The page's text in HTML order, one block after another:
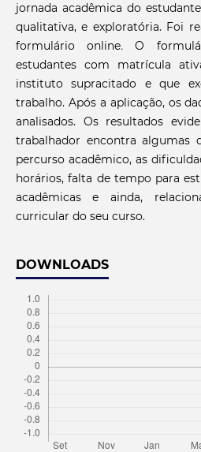
jornada acadêmica do
qualitativa, e exploratória. Foi
formulário online.O
estudantes com matrícula
instituto supracitado e que
trabalho. Após a aplicação, os
analisados. Os resultados
trabalhador encontra algumas
percurso acadêmico, as
horários, falta de tempo para
acadêmicas e ainda,
curricular do seu curso.
DOWNLOADS